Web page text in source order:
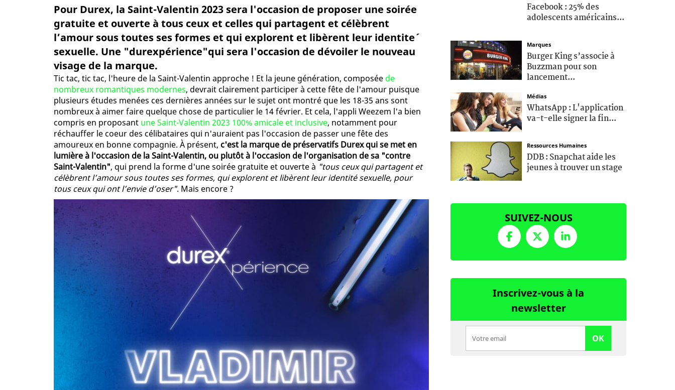
Pour Durex, la Saint-Valentin 2023 sera l'occasion de proposer une soirée
gratuite et ouverte à tous ceux et celles qui partagent et célèbrent
l’amour sous toutes ses formes et qui explorent et libèrent leur identite´
sexuelle. Une "durexpérience"qui sera l'occasion de dévoiler le nouveau
visage de la marque.
Tic tac, tic tac, l'heure de la Saint-Valentin approche ! Et la jeune génération, composée de
nombreux romantiques modernes, devrait clairement participer à cette fête de l'amour puisque
plusieurs études menées ces dernières années sur le sujet ont montré que les 18-35 ans sont
nombreux à aimer faire quelque chose de particulier le 14 février. Et cela, l'appli Weezem l'a bien
compris en proposant une Saint-Valentin 2023 100% amicale et inclusive, notamment pour
réchauffer le coeur des célibataires qui n'auraient pas l'occasion de passer une fête des
amoureux en bonne compagnie. À présent, c'est la marque de préservatifs Durex qui se met en
lumière à l'occasion de la Saint-Valentin, ou plutôt à l'occasion de l'organisation de sa "contre
Saint-Valentin", qui prend la forme d'une soirée gratuite et ouverte à "tous ceux qui partagent et
célèbrent l’amour sous toutes ses formes, qui explorent et libèrent leur identité sexuelle, pour
tous ceux qui ont l’envie d’oser". Mais encore ?
Facebook : 25% des
adolescents américains...
Marques
Burger King s’associe à
Buzzman pour son
lancement...
Médias
WhatsApp : L'application
va-t-elle signer la fin...
Ressources Humaines
DDB : Snapchat aide les
jeunes à trouver un stage
SUIVEZ-NOUS
Inscrivez-vous à la
newsletter
OK